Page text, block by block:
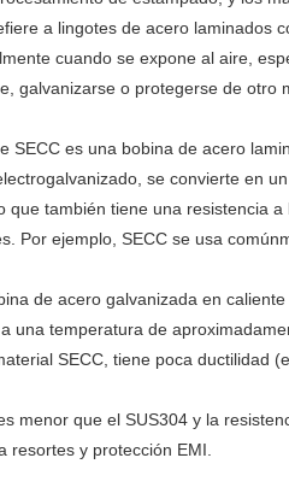
a lingotes de acero
cuando se expone al aire,
galvanizarse o protegerse de otro
SECC es una bobina de acero
se convierte en
también tiene una resistencia
Por ejemplo, SECC se usa
de acero galvanizada en
una temperatura de
SECC, tiene poca ductilidad
menor que el SUS304 y la
resortes y protección EMI.